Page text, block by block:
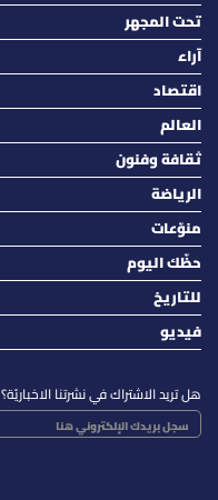
تحت المجهر
آراء
اقتصاد
العالم
ثقافة وفنون
الرياضة
منوّعات
حظّك اليوم
للتاريخ
فيديو
هل تريد الاشتراك في نشرتنا الاخباريّة؟